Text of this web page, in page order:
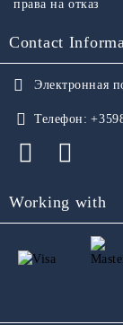
права на отказ
Contact
Электронная
Телефон:
Working with